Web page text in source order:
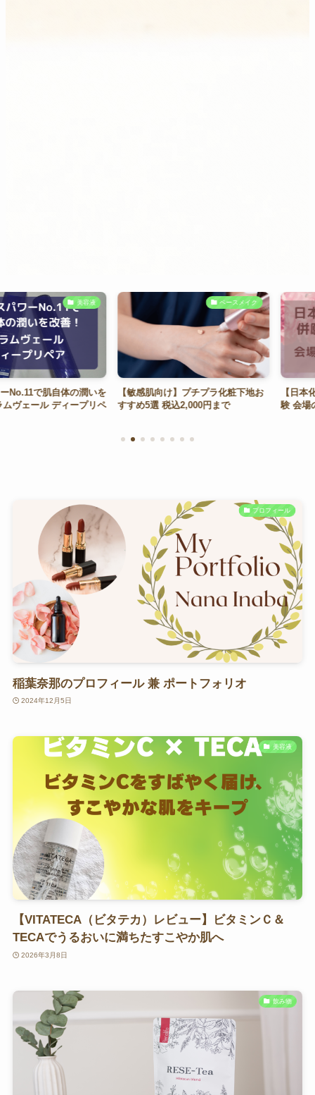
美容液
肌自体の潤いを
ディープリペ
ベースメイク
【敏感肌向け】プチプラ化粧下地お
すすめ5選 税込2,000円まで
【日本化粧品検
験 会場の様子等
プロフィール
稲葉奈那のプロフィール 兼 ポートフォリオ
2024年12月5日
美容液
【VITATECA（ビタテカ）レビュー】ビタミンＣ＆
TECAでうるおいに満ちたすこやか肌へ
2026年3月8日
飲み物